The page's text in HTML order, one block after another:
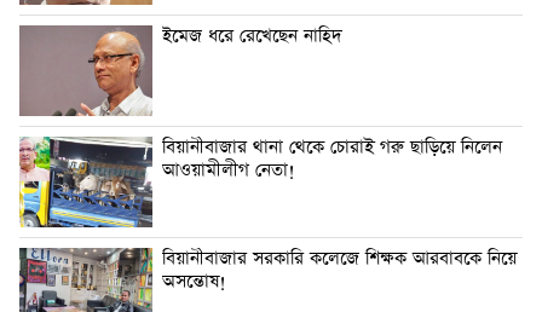
ইমেজ ধরে রেখেছেন নাহিদ
বিয়ানীবাজার থানা থেকে চোরাই গরু ছাড়িয়ে নিলেন
আওয়ামীলীগ নেতা!
বিয়ানীবাজার সরকারি কলেজে শিক্ষক আরবাবকে নিয়ে
অসন্তোষ!